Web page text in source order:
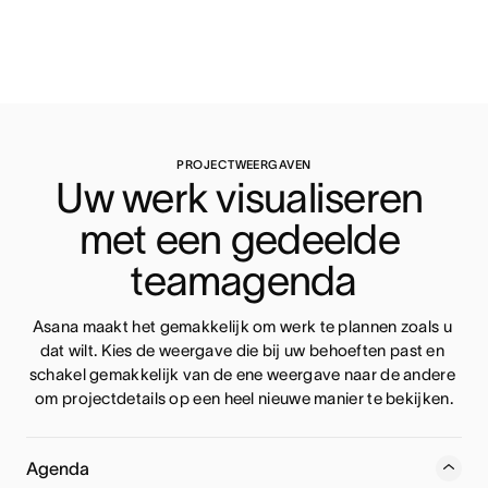
PROJECTWEERGAVEN
Uw werk visualiseren
met een gedeelde
teamagenda
Asana maakt het gemakkelijk om werk te plannen zoals u
dat wilt. Kies de weergave die bij uw behoeften past en
schakel gemakkelijk van de ene weergave naar de andere
om projectdetails op een heel nieuwe manier te bekijken.
Agenda